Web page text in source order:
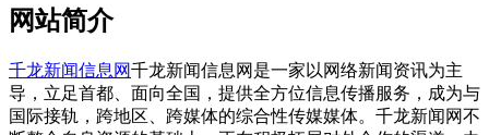
网站简介
千龙新闻信息网千龙新闻信息网是一家以网络新闻资讯为主
导，立足首都、面向全国，提供全方位信息传播服务，成为与
国际接轨，跨地区、跨媒体的综合性传媒媒体。千龙新闻网不